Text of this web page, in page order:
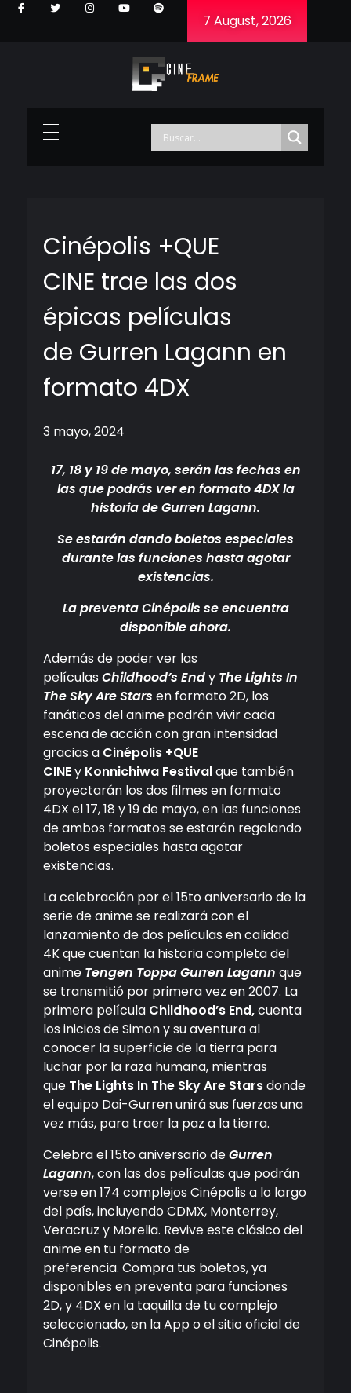
7 August, 2026
Cinépolis +QUE
CINE trae las dos
épicas películas
de Gurren Lagann en
formato 4DX
3 mayo, 2024
17, 18 y 19 de mayo, serán las fechas en
las que podrás ver en formato 4DX la
historia de Gurren Lagann.
Se estarán dando boletos especiales
durante las funciones hasta agotar
existencias.
La preventa Cinépolis se encuentra
disponible ahora.
Además de poder ver las
películas Childhood’s Endy The Lights In
The Sky Are Stars en formato 2D, los
fanáticos del anime podrán vivir cada
escena de acción con gran intensidad
gracias a Cinépolis +QUE
CINEy Konnichiwa Festivalque también
proyectarán los dos filmes en formato
4DX el 17, 18 y 19 de mayo, en las funciones
de ambos formatos se estarán regalando
boletos especiales hasta agotar
existencias.
La celebración por el 15to aniversario de la
serie de anime se realizará con el
lanzamiento de dos películas en calidad
4K que cuentan la historia completa del
anime Tengen Toppa Gurren Lagann que
se transmitió por primera vez en 2007. La
primera película Childhood’s End,cuenta
los inicios de Simon y su aventura al
conocer la superficie de la tierra para
luchar por la raza humana, mientras
que The Lights In The Sky Are Starsdonde
el equipo Dai-Gurren unirá sus fuerzas una
vez más, para traer la paz a la tierra.
Celebra el 15to aniversario deGurren
Lagann, con las dos películas que podrán
verse en 174 complejos Cinépolis a lo largo
del país, incluyendo CDMX, Monterrey,
Veracruz y Morelia. Revive este clásico del
anime en tu formato de
preferencia. Compra tus boletos, ya
disponibles en preventa para funciones
2D, y 4DX en la taquilla de tu complejo
seleccionado, en la App o el sitio oficial de
Cinépolis.